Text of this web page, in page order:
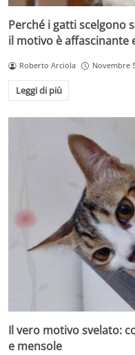
Perché i gatti scelgono
il motivo è affascinante
Roberto Arciola Novembre
Leggi di più
Il vero motivo svelato:
e mensole